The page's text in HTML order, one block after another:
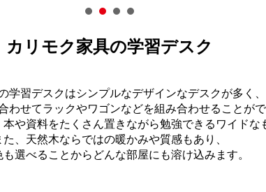
カリモク家具の学習デスク
学習デスクはシンプルなデザインなデスクが多く、
わせてラックやワゴンなどを組み合わせることが
や資料をたくさん置きながら勉強できるワイド
た、天然木ならではの暖かみや質感もあり、
選べることからどんな部屋にも溶け込みます。